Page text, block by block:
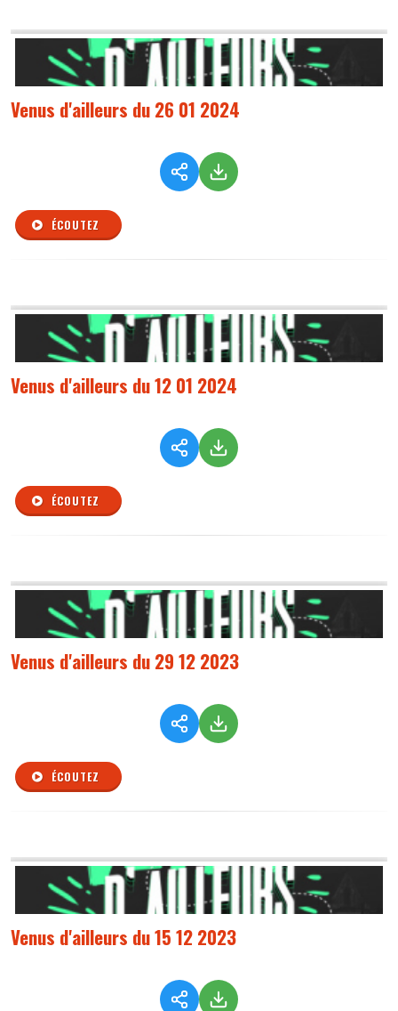
Venus d'ailleurs du 26 01 2024
ÉCOUTEZ
Venus d'ailleurs du 12 01 2024
ÉCOUTEZ
Venus d'ailleurs du 29 12 2023
ÉCOUTEZ
Venus d'ailleurs du 15 12 2023